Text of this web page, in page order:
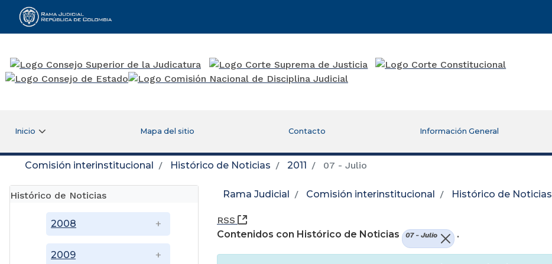
Rama Judicial
Inicio Mapa del sitio Contacto Información General
Comisión interinstitucional Histórico de Noticias 2011 07 - Julio
Histórico de Noticias
2008
2009
Rama Judicial Comisión interinstitucional Histórico de Noticias
RSS
(Abre una nueva ventana)
Contenidos con Histórico de Noticias
07 - Julio .